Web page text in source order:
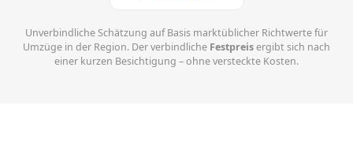
Unverbindliche Schätzung auf Basis marktüblicher Richtwerte für
Umzüge in der Region. Der verbindliche Festpreisergibt sich nach
einer kurzen Besichtigung – ohne versteckte Kosten.